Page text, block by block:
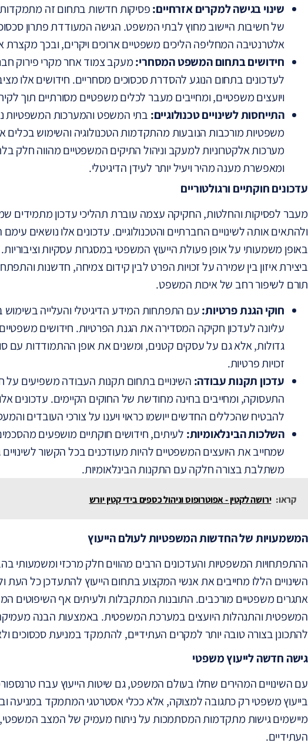
שינוי בגישה למקרים אזרחיים:פסיקות חדשות בתחום זה
של חשיבות היישוב מחוץ לבתי המשפט. הגישה המעודדת פתרון
אלטרנטיבה המחליפה הליכים משפטיים ארוכים ויקרים, ובכך מקצרת
חידושים בתחום המשפט המסחרי:מעקב צמוד אחר מקרי פירוק
לעדכונים בתחום הנוגע להסדרת סכסוכים מסחריים. חידושים אלו
ויועצים משפטיים, ומחייבים מעבר לכלים משפטיים מסורתיים תוך
התייחסות לשינויים טכנולוגיים: בתי המשפט והמערכות המשפטיות
משפטיות מורכבות הנובעות מהתקדמות הטכנולוגיה והשימוש
מערכות אלקטרוניות למעקב וניהול התיקים המשפטיים מהווה
ומאפשרת מענה מהיר ויעיל יותר לעידן הדיגיטלי.
עדכונים חוקתיים ורגולטוריים
מעבר לפסיקות והחלטות, החקיקה עצמה עוברת תהליכי עדכון
ולהתאים אותה לשינויים החברתיים והטכנולוגיים. עדכונים אלו נושאים
באופן משמעותי על אופן פעולת הייעוץ המשפטי במסגרות עסקיות
ביצירת איזון בין שמירה על זכויות הפרט לבין קידום צמיחה, חדשנות
תורם לשיפור רחב של איכות המשפט.
חוקי הגנת פרטיות:עם התפתחות המידע הדיגיטלי והעלייה בשימוש
עליונה לעדכון חקיקה המסדירה את הגנת הפרטיות. חידושים
גדולות, אלא גם על עסקים קטנים, ומשנים את אופן ההתמודדות עם
זכויות פרטיות.
עדכון תקנות עבודה: השינויים בתחום תקנות העבודה משפיעים על
התעסוקה, ומחייבים בחינה מחודשת של החוקים הקיימים. עדכונים
להבטיח שהכללים החדשים ייושמו כראוי ויענו על צורכי העובדים
השלכות הבינלאומיות: לעיתים, חידושים חוקתיים מושפעים מהסכמים
שמחייב את היועצים המשפטיים להיות מעודכנים בכל הקשור
משתלבת בצורה חלקה עם התקנות הבינלאומיות.
קראו: ירושה לקטין - אפוטרופוס וניהול כספים בידי קטין יורש
המשמעויות של החדשות המשפטיות לעולם הייעוץ
ההתפתחויות המשפטיות והעדכונים הרבים מהווים חלק מרכזי ומשמעותי
השינויים הללו מחייבים את אנשי המקצוע בתחום הייעוץ להתעדכן כל
אתגרים משפטיים מורכבים. התובנות המתקבלות ולעיתים אף השיפוטים
המשפטית והתנהלות היועצים במערכת המשפטית. באמצעות הבנה
להתכונן בצורה טובה יותר למקרים העתידיים, להתמקד במניעת סכסוכים
גישה חדשה לייעוץ משפטי
עם השינויים המהירים שחלו בעולם המשפט, גם שיטות הייעוץ עברו
בייעוץ משפטי רק כתגובה למצוקה, אלא ככלי אסטרטגי המתמקד במניעה
מיישמים גישות מתקדמות המסתמכות על ניתוח מעמיק של המצב המשפטי,
העתידיים.